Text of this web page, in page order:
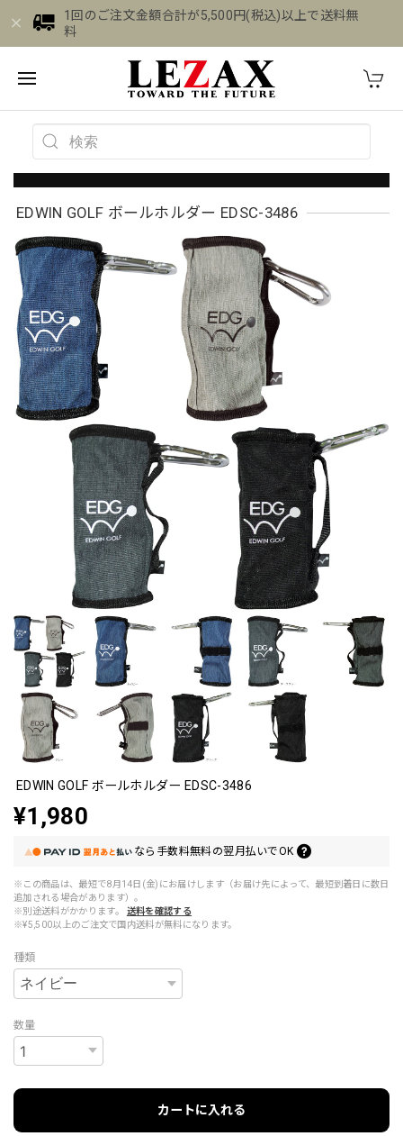
1回のご注文金額合計が5,500円(税込)以上で送料無
料
EDWIN GOLF ボールホルダー EDSC-3486
EDWIN GOLF ボールホルダー EDSC-3486
¥1,980
なら 手数料無料の翌月払いでOK
※この商品は、最短で8月14日(金)にお届けします（お届け先によって、最短到着日に数日
追加される場合があります）。
※別途送料がかかります。
送料を確認する
※¥5,500以上のご注文で国内送料が無料になります。
種類
数量
カートに入れる